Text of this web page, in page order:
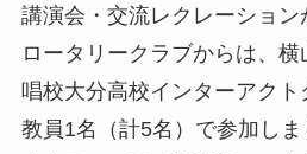
講演会・交流レクレーショ
ロータリークラブからは、
唱校大分高校インターアク
教員1名（計5名）で参加しま